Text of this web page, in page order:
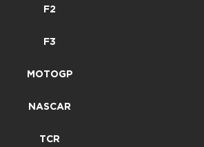
F2
F3
MOTOGP
NASCAR
TCR